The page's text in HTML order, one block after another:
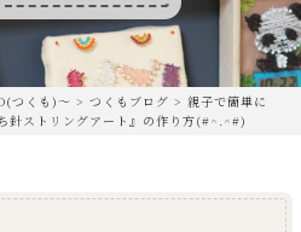
つくも)〜 > つくもブログ > 親子で簡単に
針ストリングアート』の作り方(#^.^#)